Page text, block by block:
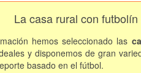
La casa rural con
hemos seleccionado las
y disponemos de gran
basado en el fútbol.